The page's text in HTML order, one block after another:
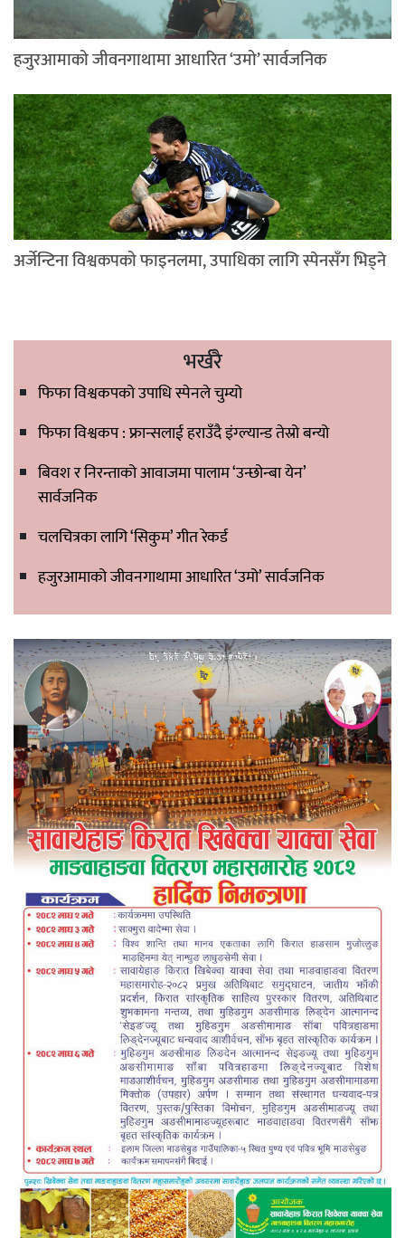
हजुरआमाको जीवनगाथामा आधारित ‘उमो’ सार्वजनिक
अर्जेन्टिना विश्वकपको फाइनलमा, उपाधिका लागि स्पेनसँग भिड्ने
भर्खरै
फिफा विश्वकपको उपाधि स्पेनले चुम्यो
फिफा विश्वकप : फ्रान्सलाई हराउँदै इंग्ल्यान्ड तेस्रो बन्यो
बिवश र निरन्ताको आवाजमा पालाम ‘उन्छोन्बा येन’
सार्वजनिक
चलचित्रका लागि ‘सिकुम’ गीत रेकर्ड
हजुरआमाको जीवनगाथामा आधारित ‘उमो’ सार्वजनिक